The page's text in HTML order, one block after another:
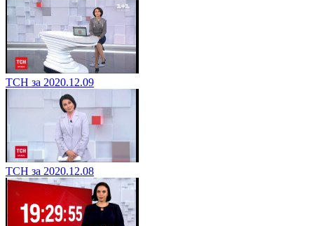
ТСН за 2020.12.09
ТСН за 2020.12.08